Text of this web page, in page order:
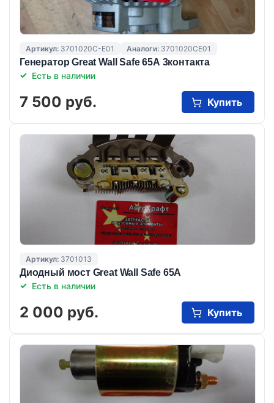
Артикул: 3701020C-E01 Аналоги: 3701020CE01
Генератор Great Wall Safe 65А 3контакта
Есть в наличии
7 500 руб. Купить
Артикул: 3701013
Диодный мост Great Wall Safe 65А
Есть в наличии
2 000 руб. Купить